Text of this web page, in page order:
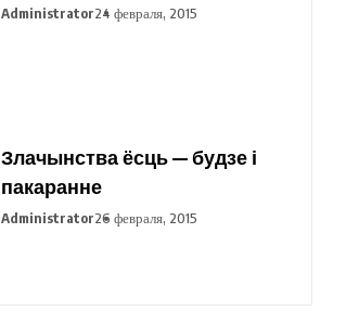
Administrator24 февраля, 2015
Злачынства ёсць — будзе і
пакаранне
Administrator26 февраля, 2015